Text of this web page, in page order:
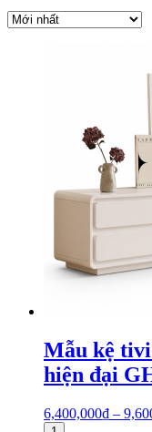
Mẫu kệ tivi
hiện đại
6,400,000₫ –